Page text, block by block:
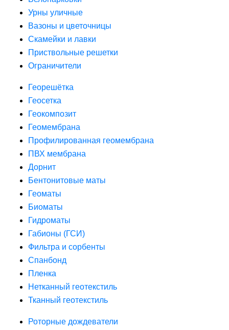
Урны уличные
Вазоны и цветочницы
Скамейки и лавки
Приствольные решетки
Ограничители
Георешётка
Геосетка
Геокомпозит
Геомембрана
Профилированная геомембрана
ПВХ мембрана
Дорнит
Бентонитовые маты
Геоматы
Биоматы
Гидроматы
Габионы (ГСИ)
Фильтра и сорбенты
Спанбонд
Пленка
Нетканный геотекстиль
Тканный геотекстиль
Роторные дождеватели